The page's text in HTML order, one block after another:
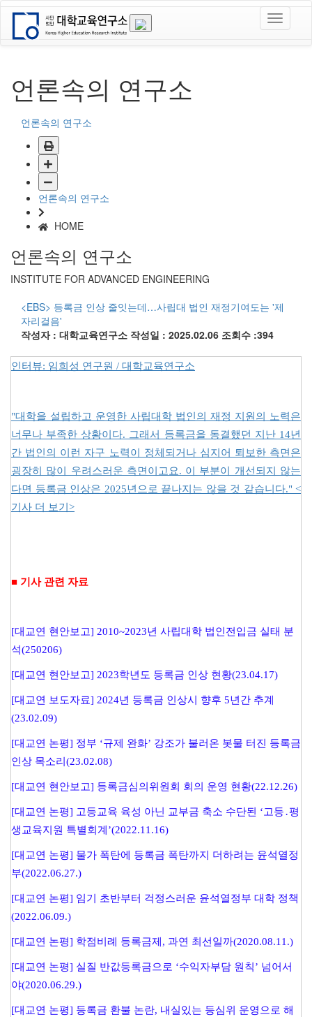
언론속의 연구소
언론속의 연구소
언론속의 연구소
HOME
언론속의 연구소
INSTITUTE FOR ADVANCED ENGINEERING
<EBS> 등록금 인상 줄잇는데…사립대 법인 재정기여도는 '제
자리걸음'
작성자 : 대학교육연구소 작성일 : 2025.02.06 조회수 :394
인터뷰: 임희성 연구원 / 대학교육연구소
"대학을 설립하고 운영한 사립대학 법인의 재정 지원의 노력은
너무나 부족한 상황이다. 그래서 등록금을 동결했던 지난 14년
간 법인의 이런 자구 노력이 정체되거나 심지어 퇴보한 측면은
굉장히 많이 우려스러운 측면이고요. 이 부분이 개선되지 않는
다면 등록금 인상은 2025년으로 끝나지는 않을 것 같습니다." <
기사 더 보기>
■ 기사 관련 자료
[대교연 현안보고] 2010~2023년 사립대학 법인전입금 실태 분
석(250206)
[대교연 현안보고] 2023학년도 등록금 인상 현황(23.04.17)
[대교연 보도자료] 2024년 등록금 인상시 향후 5년간 추계
(23.02.09)
[대교연 논평] 정부 ‘규제 완화’ 강조가 불러온 봇물 터진 등록금
인상 목소리(23.02.08)
[대교연 현안보고] 등록금심의위원회 회의 운영 현황(22.12.26)
[대교연 논평] 고등교육 육성 아닌 교부금 축소 수단된 ‘고등․평
생교육지원 특별회계’(2022.11.16)
[대교연 논평] 물가 폭탄에 등록금 폭탄까지 더하려는 윤석열정
부(2022.06.27.)
[대교연 논평] 임기 초반부터 걱정스러운 윤석열정부 대학 정책
(2022.06.09.)
[대교연 논평] 학점비례 등록금제, 과연 최선일까(2020.08.11.)
[대교연 논평] 실질 반값등록금으로 ‘수익자부담 원칙’ 넘어서
야(2020.06.29.)
[대교연 논평] 등록금 환불 논란, 내실있는 등심위 운영으로 해